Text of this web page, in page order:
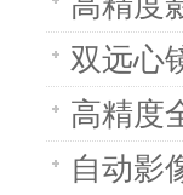
双远心
高精度
自动影